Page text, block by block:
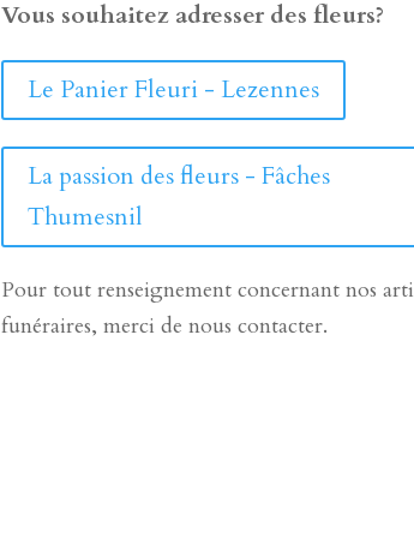
Vous souhaitez adresser des fleurs?
Le Panier Fleuri - Lezennes
La passion des fleurs - Fâches
Thumesnil
Pour tout renseignement concernant nos
funéraires, merci de nous contacter.